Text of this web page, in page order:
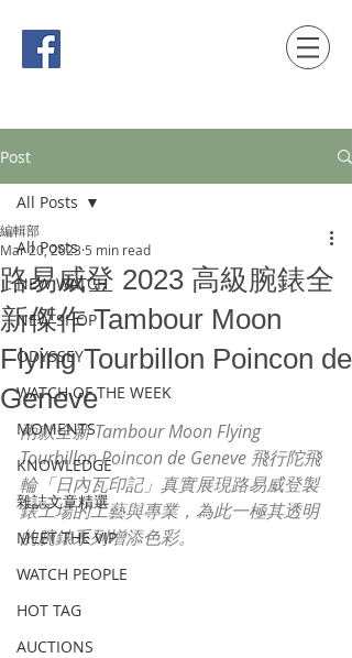
Post
All Posts
NEW WATCH
NEW SHOP
ODYSSEY
WATCH OF THE WEEK
MOMENTS
KNOWLEDGE
雜誌文章精選
MEET THE VIP
WATCH PEOPLE
HOT TAG
AUCTIONS
All Posts
路易威登 2023 高級腕錶全
新傑作 Tambour Moon
Flying Tourbillon Poincon de
Geneve
編輯部
Mar 20, 2023 5 min read
兩款全新 Tambour Moon Flying
Tourbillon Poincon de Geneve 飛行陀飛
輪「日內瓦印記」真實展現路易威登製
錶工場的工藝與專業，為此一極其透明
的腕錶系列增添色彩。